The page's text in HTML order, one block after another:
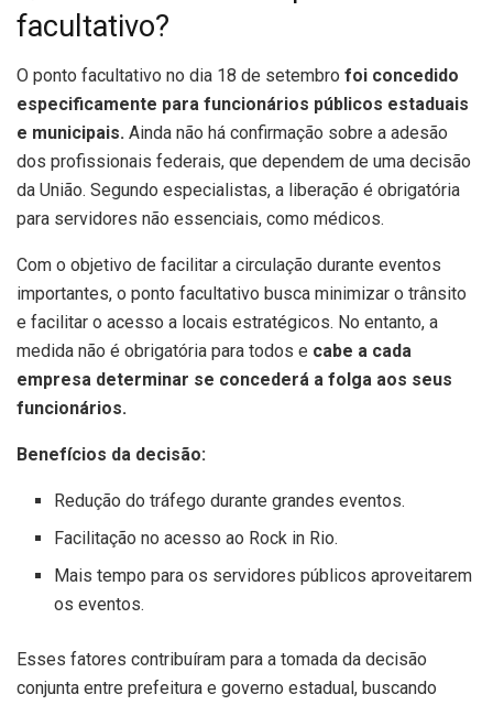
facultativo?
O ponto facultativo no dia 18 de setembro foi concedido
especificamente para funcionários públicos estaduais
e municipais. Ainda não há confirmação sobre a adesão
dos profissionais federais, que dependem de uma decisão
da União. Segundo especialistas, a liberação é obrigatória
para servidores não essenciais, como médicos.
Com o objetivo de facilitar a circulação durante eventos
importantes, o ponto facultativo busca minimizar o trânsito
e facilitar o acesso a locais estratégicos. No entanto, a
medida não é obrigatória para todos e cabe a cada
empresa determinar se concederá a folga aos seus
funcionários.
Benefícios da decisão:
Redução do tráfego durante grandes eventos.
Facilitação no acesso ao Rock in Rio.
Mais tempo para os servidores públicos aproveitarem
os eventos.
Esses fatores contribuíram para a tomada da decisão
conjunta entre prefeitura e governo estadual, buscando